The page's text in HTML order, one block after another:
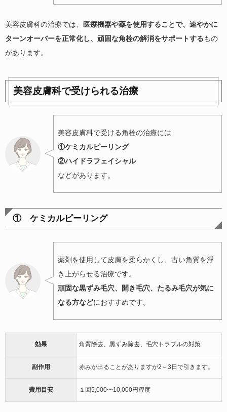
美容皮膚科の治療では、
医療機器や薬を使用することで、速やかに
ターンオーバーを正常化し、頑固な角栓の解消をサポートするもの
があります。
美容皮膚科で受けられる治療
美容皮膚科で受ける角栓の治療には
①ケミカルピーリング
②ハイドラフェイシャル
などがあります。
① ケミカルピーリング
薬剤を使用して皮膚を柔らかくし、古い角質を浮
き上がらせる治療です。
頑固な黒ずみ毛穴、開き毛穴、たるみ毛穴が気に
なる方などにおすすめです。
効果 角質除去、黒ずみ除去、毛穴トラブルの対策
副作用 赤みが出ることがありますが2～3日で引きます。
費用目安 １回5,000〜10,000円程度